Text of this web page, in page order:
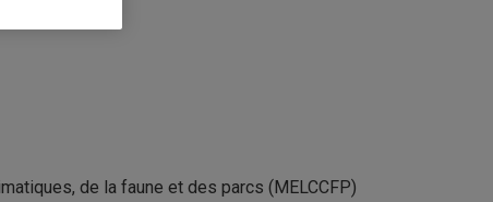
de la faune et des parcs (MELCCFP)